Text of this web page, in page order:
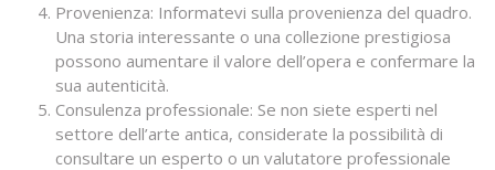
Provenienza: Informatevi sulla provenienza del quadro.
Una storia interessante o una collezione prestigiosa
possono aumentare il valore dell’opera e confermare la
sua autenticità.
Consulenza professionale: Se non siete esperti nel
settore dell’arte antica, considerate la possibilità di
consultare un esperto o un valutatore professionale